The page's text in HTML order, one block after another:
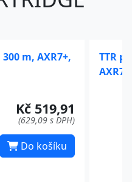
m, AXR7+,
Kč 519,91
(629,09 s DPH)
Do košíku
TTR